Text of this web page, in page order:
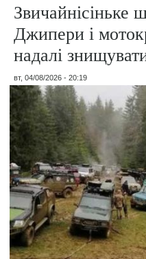
Звичайнісіньке
Джипери і
надалі
вт, 04/08/2026 - 20:19